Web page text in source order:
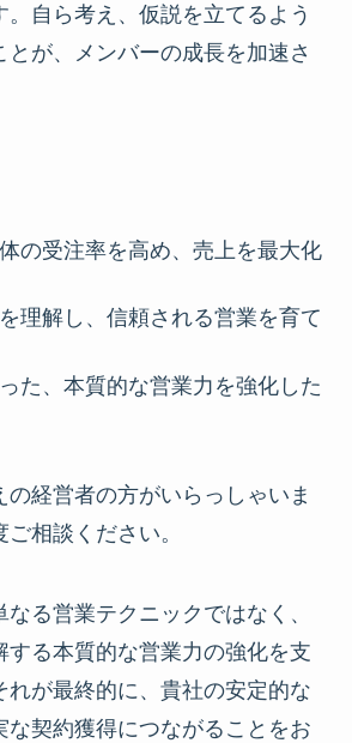
。自ら考え、仮説を立てるよう
が、メンバーの成長を加速さ
の受注率を高め、売上を最大化
理解し、信頼される営業を育て
た、本質的な営業力を強化した
の経営者の方がいらっしゃいま
相談ください。
なる営業テクニックではなく、
する本質的な営業力の強化を支
れが最終的に、貴社の安定的な
な契約獲得につながることをお